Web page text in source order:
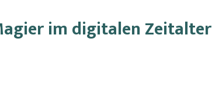
im digitalen Zeitalter